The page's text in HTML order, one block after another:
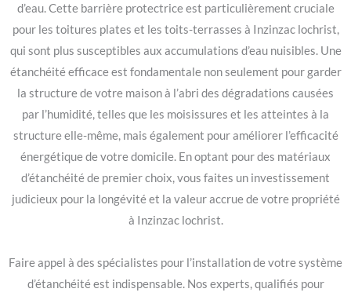
d’eau. Cette barrière protectrice est particulièrement cruciale
pour les toitures plates et les toits-terrasses à Inzinzac lochrist,
qui sont plus susceptibles aux accumulations d’eau nuisibles. Une
étanchéité efficace est fondamentale non seulement pour garder
la structure de votre maison à l’abri des dégradations causées
par l’humidité, telles que les moisissures et les atteintes à la
structure elle-même, mais également pour améliorer l’efficacité
énergétique de votre domicile. En optant pour des matériaux
d’étanchéité de premier choix, vous faites un investissement
judicieux pour la longévité et la valeur accrue de votre propriété
à Inzinzac lochrist.
Faire appel à des spécialistes pour l’installation de votre système
d’étanchéité est indispensable. Nos experts, qualifiés pour